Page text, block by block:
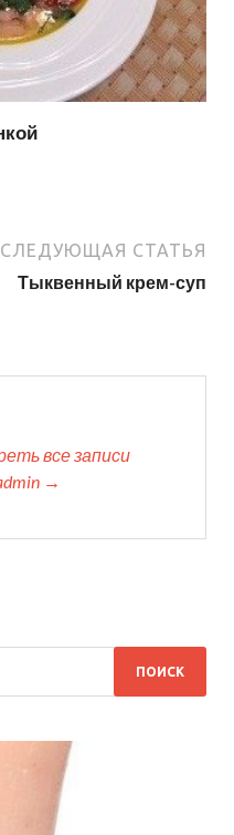
СЛЕДУЮЩАЯ СТАТЬЯ
Тыквенный крем-суп
все записи
→